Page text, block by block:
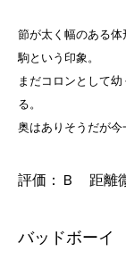
節が太く幅のある
駒という印象。
まだコロンとして
る。
奥はありそうだが今
評価：Ｂ 距離
バッドボーイ